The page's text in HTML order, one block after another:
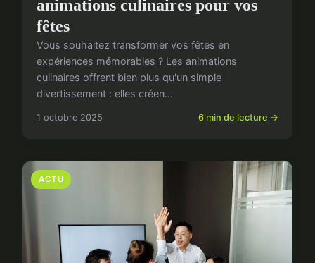
animations culinaires pour vos
fêtes
Vous souhaitez transformer vos fêtes en
expériences mémorables ? Les animations
culinaires offrent bien plus qu'un simple
divertissement : elles créen...
1 octobre 2025 6 min de lecture →
ACTU